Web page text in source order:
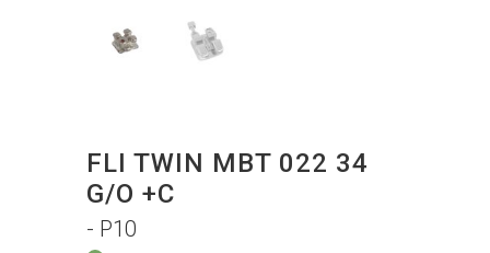
FLI TWIN MBT 022 34
G/O +C
- P10